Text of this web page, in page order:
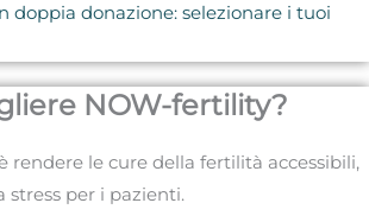
doppia donazione: selezionare i tuoi
NOW-fertility?
rendere le cure della fertilità accessibili,
stress per i pazienti.